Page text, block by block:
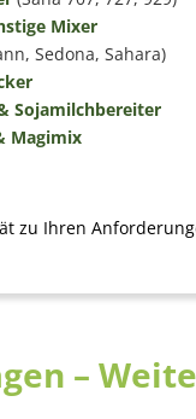
Mixer
Sedona, Sahara)
Sojamilchbereiter
Magimix
zu Ihren
–